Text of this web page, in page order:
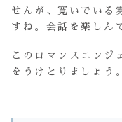
せんが、寛いでいる
すね。会話を楽しん
このロマンスエンジ
をうけとりましょう。